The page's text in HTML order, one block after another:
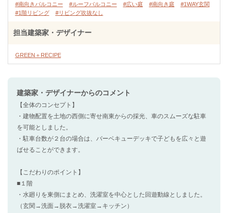
#南向きバルコニー
#ルーフバルコニー #広い庭 #南向き庭
#1WAY玄関
#1階リビング
#リビング吹抜なし
担当建築家・デザイナー
GREEN＋RECIPE
建築家・デザイナーからのコメント
【全体のコンセプト】
・建物配置を土地の西側に寄せ南東からの採光、車のスムーズな駐車
を可能としました。
・駐車台数が２台の場合は、バーベキューデッキで子どもを広々と遊
ばせることができます。
【こだわりのポイント】
■１階
・水廻りを東側にまとめ、洗濯室を中心とした回遊動線としました。
（玄関→洗面→脱衣→洗濯室→キッチン）